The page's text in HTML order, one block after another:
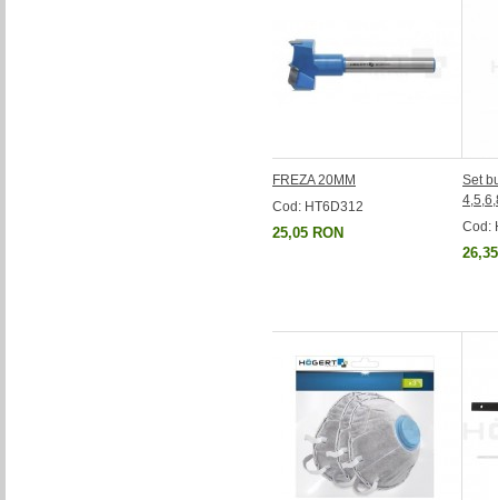
FREZA 20MM
Cod: HT6D312
25,05 RON
Set
Cod: